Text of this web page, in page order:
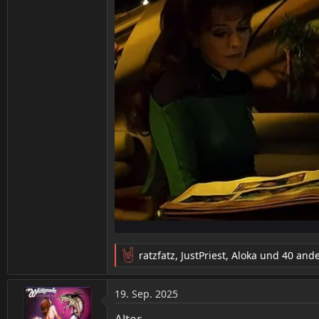
R
e
a
k
t
ratzfatz, JustPriest, Aloka und 40
19. Sep. 2025